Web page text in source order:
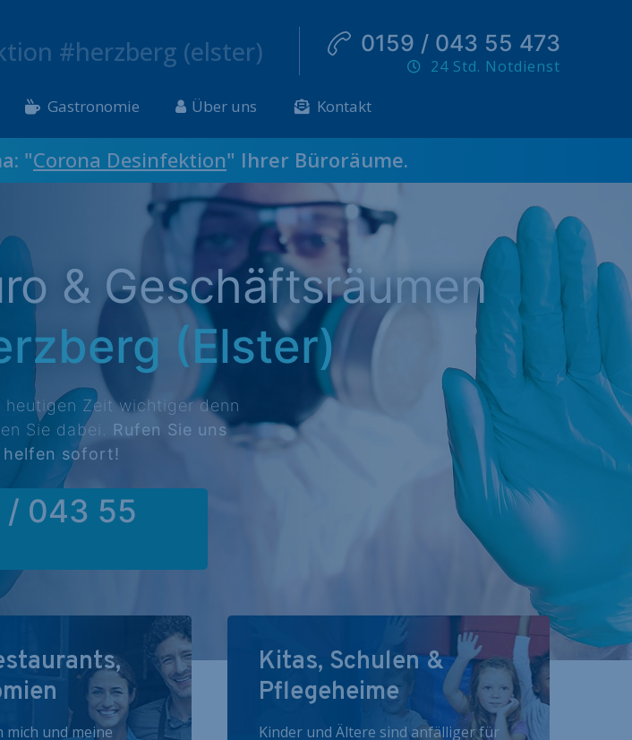
#herzberg (elster) 0159 / 043 55 473
24 Std. Notdienst
Gastronomie Über uns Kontakt
"Corona Desinfektion" Ihrer Büroräume.
& Geschäftsräumen
(Elster)
Zeit wichtiger denn
Sie dabei. Rufen Sie uns
helfen sofort!
/ 043 55
mich und meine
Kitas, Schulen &
Pflegeheime
Kinder und Ältere sind anfälliger für